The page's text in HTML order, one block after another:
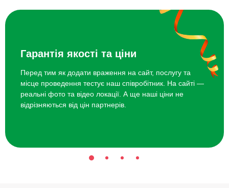
Гарантія якості та ціни
Перед тим як додати враження на сайт, послугу та
місце проведення тестує наш співробітник. На сайті —
реальні фото та відео локації. А ще наші ціни не
відрізняються від цін партнерів.